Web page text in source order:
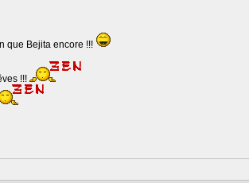
que Bejita encore !!!
!!!